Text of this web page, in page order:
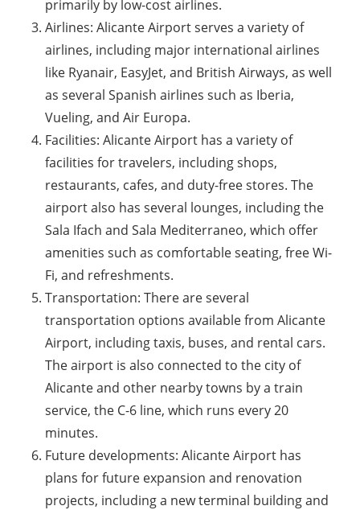
primarily by low-cost airlines.
Airlines: Alicante Airport serves a variety of
airlines, including major international airlines
like Ryanair, EasyJet, and British Airways, as well
as several Spanish airlines such as Iberia,
Vueling, and Air Europa.
Facilities: Alicante Airport has a variety of
facilities for travelers, including shops,
restaurants, cafes, and duty-free stores. The
airport also has several lounges, including the
Sala Ifach and Sala Mediterraneo, which offer
amenities such as comfortable seating, free Wi-
Fi, and refreshments.
Transportation: There are several
transportation options available from Alicante
Airport, including taxis, buses, and rental cars.
The airport is also connected to the city of
Alicante and other nearby towns by a train
service, the C-6 line, which runs every 20
minutes.
Future developments: Alicante Airport has
plans for future expansion and renovation
projects, including a new terminal building and